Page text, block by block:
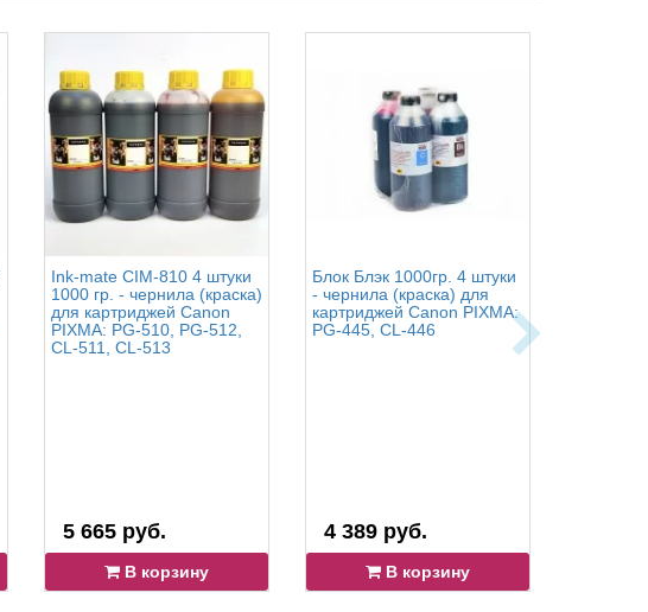
Ink-mate CIM-810 4 штуки
1000 гр. - чернила (краска)
для картриджей Canon
PIXMA: PG-510, PG-512,
CL-511, CL-513
5 665 руб.
В корзину
Блок Блэк 1000гр. 4 штуки
- чернила (краска) для
картриджей Canon PIXMA:
PG-445, CL-446
4 389 руб.
В корзину